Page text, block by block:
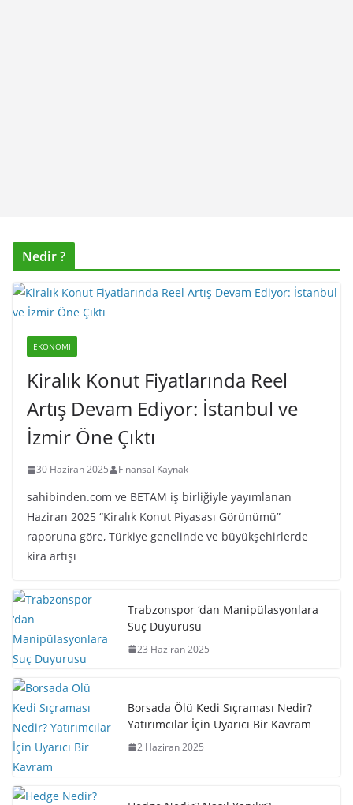
Nedir ?
EKONOMI
Kiralık Konut Fiyatlarında Reel
Artış Devam Ediyor: İstanbul ve
İzmir Öne Çıktı
30 Haziran 2025 Finansal Kaynak
sahibinden.com ve BETAM iş birliğiyle yayımlanan
Haziran 2025 “Kiralık Konut Piyasası Görünümü”
raporuna göre, Türkiye genelinde ve büyükşehirlerde
kira artışı
Trabzonspor ‘dan Manipülasyonlara
Suç Duyurusu
23 Haziran 2025
Borsada Ölü Kedi Sıçraması Nedir?
Yatırımcılar İçin Uyarıcı Bir Kavram
2 Haziran 2025